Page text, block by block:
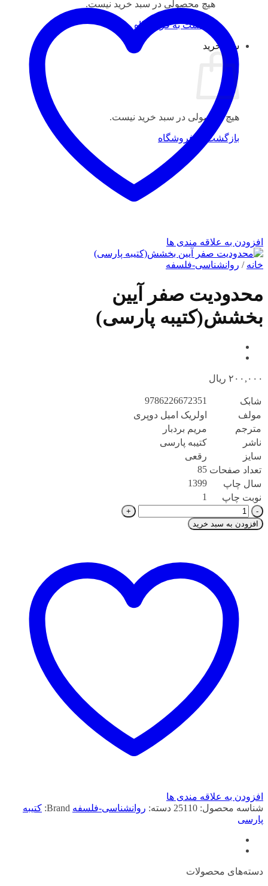
هیچ محصولی در سبد خرید نیست.
بازگشت به فروشگاه
سبد خرید
هیچ محصولی در سبد خرید نیست.
بازگشت به فروشگاه
افزودن به علاقه مندی ها
خانه / روانشناسی-فلسفه
محدودیت صفر آیین
بخشش(کتیبه پارسی)
۲۰۰,۰۰۰ ریال
شابک
9786226672351
مولف
اولریک امیل دوپری
مترجم
مریم بردبار
ناشر
کتیبه پارسی
سایز
رقعی
تعداد صفحات 85
سال چاپ
1399
نوبت چاپ
1
محدودیت
صفر
آیین
افزودن به سبد خرید
افزودن به علاقه مندی ها
شناسه محصول: 25110 دسته: روانشناسی-فلسفه Brand: کتیبه
پارسی
دسته‌های محصولات